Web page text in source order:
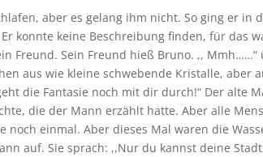
aber es gelang ihm nicht. So ging er in
konnte keine Beschreibung finden, für das
Freund. Sein Freund hieß Bruno. ,,
aus wie kleine schwebende Kristalle, aber
die Fantasie noch mit dir durch!“ Der alte
die der Mann erzählt hatte. Aber alle
einmal. Aber dieses Mal waren die
auf. Sie sprach: ,,Nur du kannst deine